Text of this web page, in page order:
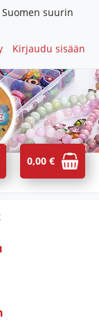
suurin
Kirjaudu sisään
0,00 €